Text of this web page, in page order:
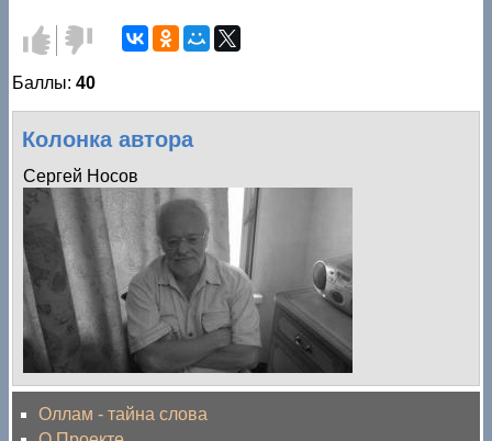
Голос
за!
Голос
против!
Баллы:40
Колонка автора
Сергей Носов
Оллам - тайна слова